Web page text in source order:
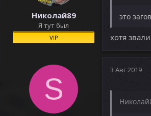
Николай89
Я тут был
VIP
это
хотя
S
3 Авг 2019